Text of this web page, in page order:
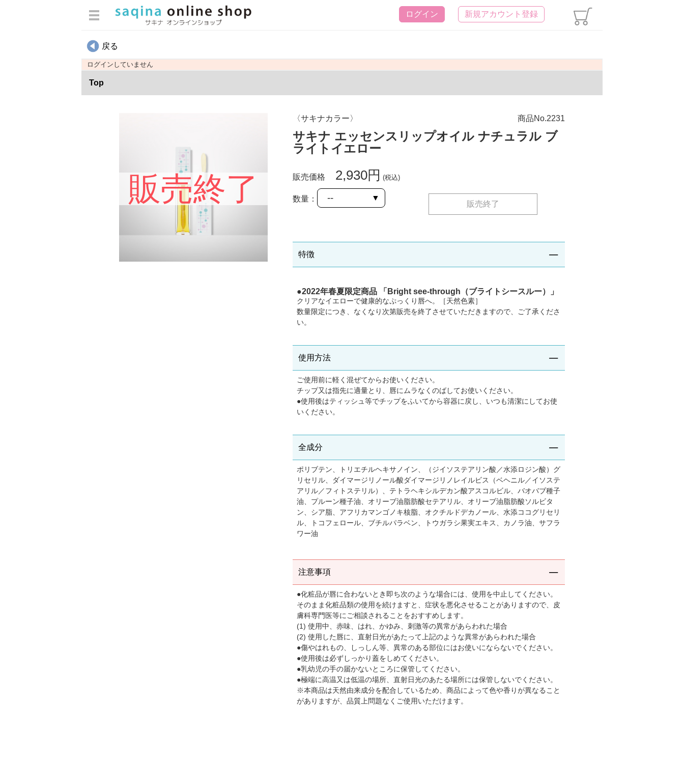
ログイン 新規アカウント登録
戻る
ログインしていません
Top
販売終了
〈サキナカラー〉 商品No.2231
サキナ エッセンスリップオイル ナチュラル ブ
ライトイエロー
販売価格 2,930円 (税込)
数量：
販売終了
特徴
●2022年春夏限定商品 「Bright see-through（ブライトシースルー）」
クリアなイエローで健康的なぷっくり唇へ。［天然色素］
数量限定につき、なくなり次第販売を終了させていただきますので、ご了承くださ
い。
使用方法
ご使用前に軽く混ぜてからお使いください。
チップ又は指先に適量とり、唇にムラなくのばしてお使いください。
●使用後はティッシュ等でチップをふいてから容器に戻し、いつも清潔にしてお使
いください。
全成分
ポリブテン、トリエチルヘキサノイン、（ジイソステアリン酸／水添ロジン酸）グ
リセリル、ダイマージリノール酸ダイマージリノレイルビス（ベヘニル／イソステ
アリル／フィトステリル）、テトラヘキシルデカン酸アスコルビル、バオバブ種子
油、プルーン種子油、オリーブ油脂肪酸セテアリル、オリーブ油脂肪酸ソルビタ
ン、シア脂、アフリカマンゴノキ核脂、オクチルドデカノール、水添ココグリセリ
ル、トコフェロール、ブチルパラベン、トウガラシ果実エキス、カノラ油、サフラ
ワー油
注意事項
●化粧品が唇に合わないとき即ち次のような場合には、使用を中止してください。
そのまま化粧品類の使用を続けますと、症状を悪化させることがありますので、皮
膚科専門医等にご相談されることをおすすめします。
(1) 使用中、赤味、はれ、かゆみ、刺激等の異常があらわれた場合
(2) 使用した唇に、直射日光があたって上記のような異常があらわれた場合
●傷やはれもの、しっしん等、異常のある部位にはお使いにならないでください。
●使用後は必ずしっかり蓋をしめてください。
●乳幼児の手の届かないところに保管してください。
●極端に高温又は低温の場所、直射日光のあたる場所には保管しないでください。
※本商品は天然由来成分を配合しているため、商品によって色や香りが異なること
がありますが、品質上問題なくご使用いただけます。